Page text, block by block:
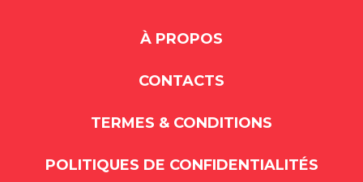
À PROPOS
CONTACTS
TERMES & CONDITIONS
POLITIQUES DE CONFIDENTIALITÉS